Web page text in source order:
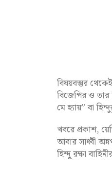
বিষয়বস্তুর
বিজেপির ও
মে হ্যায়” বা
খবরে প্রকাশ,
আবার সাধ্বী
হিন্দু রক্ষা